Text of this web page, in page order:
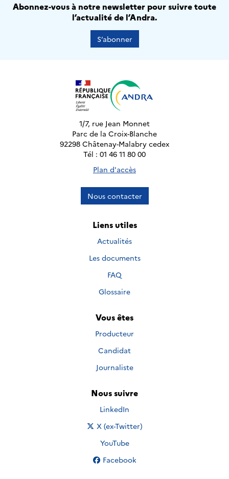
Abonnez-vous à notre newsletter pour suivre toute
l’actualité de l’Andra.
S’abonner
1/7, rue Jean Monnet
Parc de la Croix-Blanche
92298 Châtenay-Malabry cedex
Tél : 01 46 11 80 00
Plan d'accès
Nous contacter
Liens utiles
Actualités
Les documents
FAQ
Glossaire
Vous êtes
Producteur
Candidat
Journaliste
Nous suivre
Nous suivre sur
LinkedIn
Nous suivre sur
X (ex-Twitter)
Nous suivre sur
YouTube
Nous suivre sur
Facebook